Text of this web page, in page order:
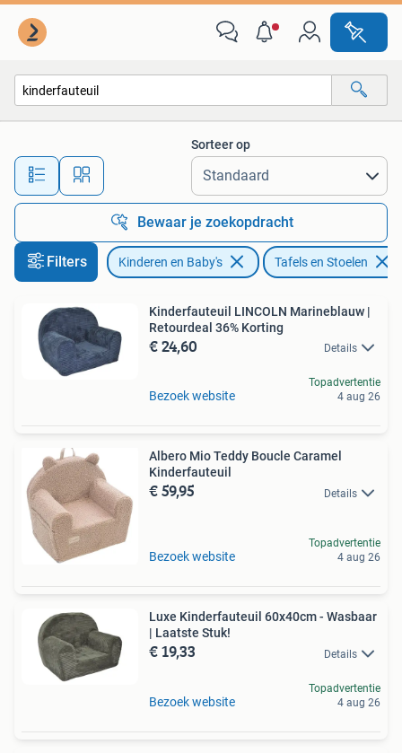
Alle afstanden…
Sorteer op
Bewaar je zoekopdracht
Filters Kinderen en Baby's Tafels en Stoelen
Kinderfauteuil LINCOLN Marineblauw |
Retourdeal 36% Korting
€ 24,60 Details
Bezoek website
Topadvertentie
4 aug 26
Albero Mio Teddy Boucle Caramel
Kinderfauteuil
€ 59,95 Details
Bezoek website
Topadvertentie
4 aug 26
Luxe Kinderfauteuil 60x40cm - Wasbaar
| Laatste Stuk!
€ 19,33 Details
Bezoek website
Topadvertentie
4 aug 26